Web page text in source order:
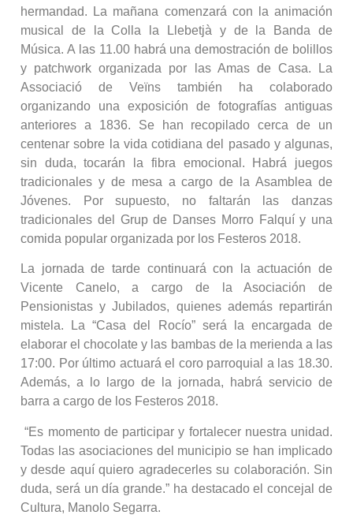
hermandad. La mañana comenzará con la animación
musical de la Colla la Llebetjà y de la Banda de
Música. A las 11.00 habrá una demostración de bolillos
y patchwork organizada por las Amas de Casa. La
Associació de Veïns también ha colaborado
organizando una exposición de fotografías antiguas
anteriores a 1836. Se han recopilado cerca de un
centenar sobre la vida cotidiana del pasado y algunas,
sin duda, tocarán la fibra emocional. Habrá juegos
tradicionales y de mesa a cargo de la Asamblea de
Jóvenes. Por supuesto, no faltarán las danzas
tradicionales del Grup de Danses Morro Falquí y una
comida popular organizada por los Festeros 2018.
La jornada de tarde continuará con la actuación de
Vicente Canelo, a cargo de la Asociación de
Pensionistas y Jubilados, quienes además repartirán
mistela. La “Casa del Rocío” será la encargada de
elaborar el chocolate y las bambas de la merienda a las
17:00. Por último actuará el coro parroquial a las 18.30.
Además, a lo largo de la jornada, habrá servicio de
barra a cargo de los Festeros 2018.
“Es momento de participar y fortalecer nuestra unidad.
Todas las asociaciones del municipio se han implicado
y desde aquí quiero agradecerles su colaboración. Sin
duda, será un día grande.” ha destacado el concejal de
Cultura, Manolo Segarra.